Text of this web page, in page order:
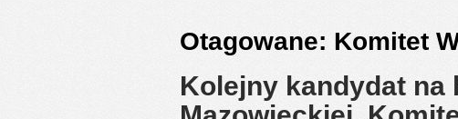
Otagowane: Komitet
Kolejny kandydat na